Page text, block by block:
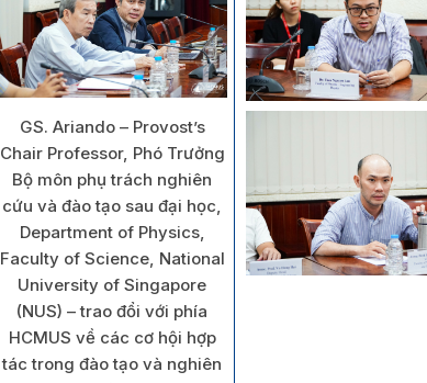
GS. Ariando – Provost’s
Chair Professor, Phó Trưởng
Bộ môn phụ trách nghiên
cứu và đào tạo sau đại học,
Department of Physics,
Faculty of Science, National
University of Singapore
(NUS) – trao đổi với phía
HCMUS về các cơ hội hợp
tác trong đào tạo và nghiên